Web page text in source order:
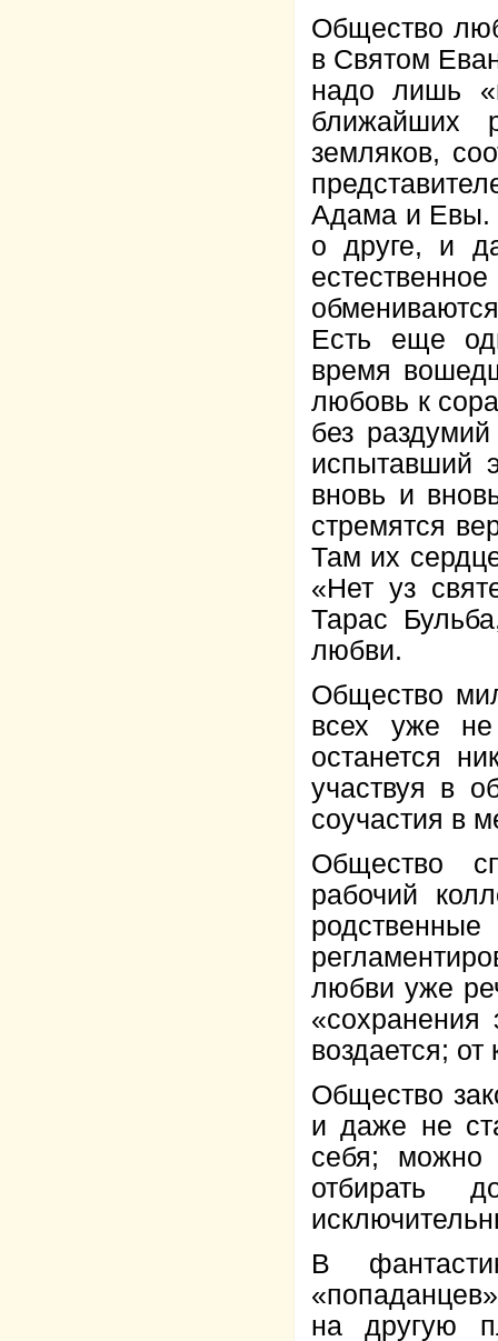
Общество
в Святом
надо лишь
ближайших
земляков,
Адама и Евы.
о друге, и
Есть еще
время
любовь к
без
испытавший
вновь и
стремятся
Там их
«Нет уз
Тарас
любви.
Общество
всех уже
останется
участвуя в
соучастия в
Общество
рабочий
любви уже
воздается;
Общество
и даже не
себя; можно
отбирать
В
на другую